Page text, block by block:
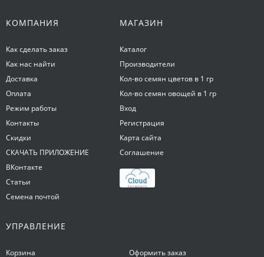
КОМПАНИЯ
Как сделать заказ
Как нас найти
Доставка
Оплата
Режим работы
Контакты
Скидки
СКАЧАТЬ ПРИЛОЖЕНИЕ
ВКонтакте
Статьи
Семена почтой
МАГАЗИН
Каталог
Производители
Кол-во семян цветов в 1 гр
Кол-во семян овощей в 1 гр
Вход
Регистрация
Карта сайта
Соглашение
УПРАВЛЕНИЕ
Корзина Оформить заказ